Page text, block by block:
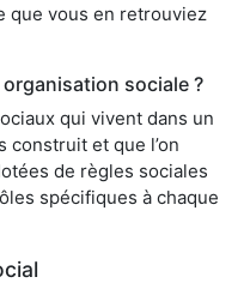
que vous en retrouviez
sociale ?
qui vivent dans un
construit et que l’on
de règles sociales
spécifiques à chaque